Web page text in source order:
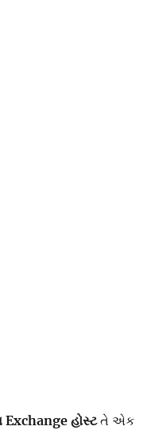
હોસ્ટતે એક